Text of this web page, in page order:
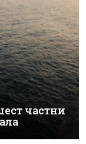
частни